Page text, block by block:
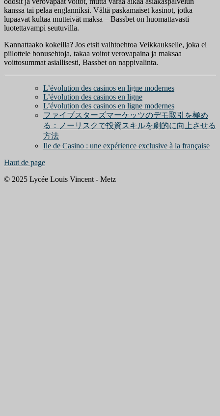
kanssa tai pelaa englanniksi. Vältä paskamaiset kasinot, jotka
lupaavat kultaa mutteivät maksa – Bassbet on huomattavasti
luotettavampi seutuvilla.
Kannattaako kokeilla? Jos etsit vaihtoehtoa Veikkaukselle, joka ei
piilottele bonusehtoja, takaa voitot verovapaina ja maksaa
voittosummat asiallisesti, Bassbet on nappivalinta.
L’évolution des casinos en ligne modernes
L’évolution des casinos en ligne
L’évolution des casinos en ligne modernes
ファイブスターズマーケッツのデモ取引を極め
る：ノーリスクで投資スキルを劇的に向上させる
方法
Ile de Casino : une expérience exclusive à la française
Haut de page
© 2025 Lycée Louis Vincent - Metz